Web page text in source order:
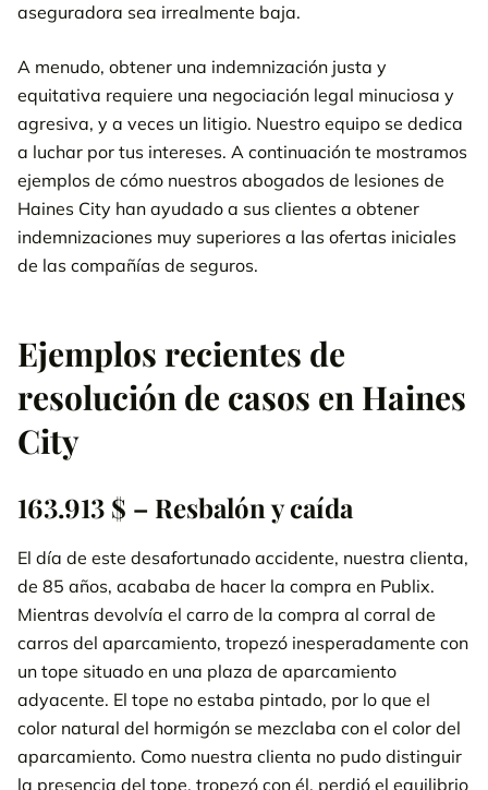
aseguradora sea irrealmente baja.
A menudo, obtener una indemnización justa y
equitativa requiere una negociación legal minuciosa y
agresiva, y a veces un litigio. Nuestro equipo se dedica
a luchar por tus intereses. A continuación te mostramos
ejemplos de cómo nuestros abogados de lesiones de
Haines City han ayudado a sus clientes a obtener
indemnizaciones muy superiores a las ofertas iniciales
de las compañías de seguros.
Ejemplos recientes de
resolución de casos en Haines
City
163.913 $ – Resbalón y caída
El día de este desafortunado accidente, nuestra clienta,
de 85 años, acababa de hacer la compra en Publix.
Mientras devolvía el carro de la compra al corral de
carros del aparcamiento, tropezó inesperadamente con
un tope situado en una plaza de aparcamiento
adyacente. El tope no estaba pintado, por lo que el
color natural del hormigón se mezclaba con el color del
aparcamiento. Como nuestra clienta no pudo distinguir
la presencia del tope, tropezó con él, perdió el equilibrio